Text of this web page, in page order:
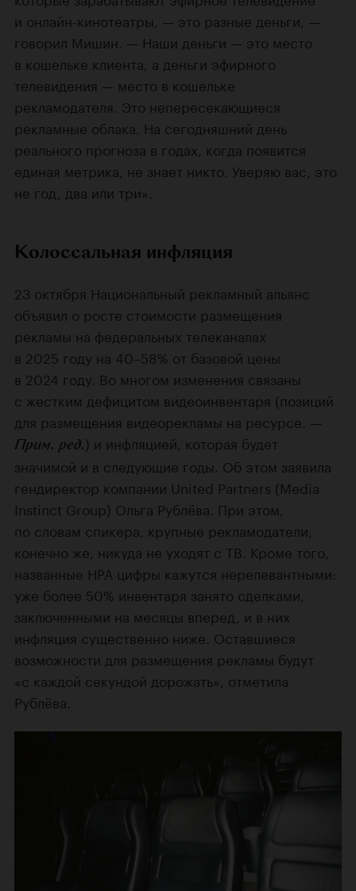
и онлайн-кинотеатры, — это разные деньги, —
говорил Мишин. — Наши деньги — это место
в кошельке клиента, а деньги эфирного
телевидения — место в кошельке
рекламодателя. Это непересекающиеся
рекламные облака. На сегодняшний день
реального прогноза в годах, когда появится
единая метрика, не знает никто. Уверяю вас, это
не год, два или три».
Колоссальная инфляция
23 октября Национальный рекламный альянс
объявил о росте стоимости размещения
рекламы на федеральных телеканалах
в 2025 году на 40–58% от базовой цены
в 2024 году. Во многом изменения связаны
с жестким дефицитом видеоинвентаря (позиций
для размещения видеорекламы на ресурсе. —
Прим. ред.) и инфляцией, которая будет
значимой и в следующие годы. Об этом заявила
гендиректор компании United Partners (Media
Instinct Group) Ольга Рублёва. При этом,
по словам спикера, крупные рекламодатели,
конечно же, никуда не уходят с ТВ. Кроме того,
названные НРА цифры кажутся нерелевантными:
уже более 50% инвентаря занято сделками,
заключенными на месяцы вперед, и в них
инфляция существенно ниже. Оставшиеся
возможности для размещения рекламы будут
«с каждой секундой дорожать», отметила
Рублёва.